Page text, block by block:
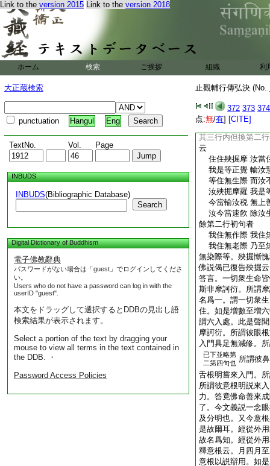
Link to the version 2015 Link to the version 2018
ホーム 検索 ご挨拶 組織 利
大正蔵検索
punctuation Hangul Eng
TextNo. Vol. Page
INBUDS
INBUDS(Bibliographic Database)
Search
Digital Dictionary of Buddhism
電子佛教辭典
パスワードがない場合は「guest」でログインしてくださ
い。
Users who do not have a password can log in with the
userID "guest".
本文をドラッグして選択するとDDBの見出し語
検索結果が表示されます。
Select a portion of the text by dragging your
mouse to view all terms in the text contained in
the DDB. ・
Password Access Policies
止觀輔行傳弘決 (No.
372 373 374
点:無/有] [CITE]
難可受持。故作是
菩薩摩訶薩習應色
名與般若波羅蜜相
義。答。習謂隨般
是名相應。隨順般
稱是名相應。圓教
殃掘經。其殺千人
隨至來復欲害佛。
徐行不疾。殃掘疾
住住大沙門等三十
行偈答。毎三行偈
其三行内但換第二
云
住住殃掘摩 汝當
我是等正覺 輸汝
等住無生際 而汝
汝殃掘摩羅 我是
今當輸汝税 無上
汝今當速飮 除汝
餘第二行初句者
我住無作際 我住
我住無老際 乃至
無染際等。殃掘慚
佛説偈已復告殃掘
答言。一切衆生命
斯非摩訶衍。所謂
名爲一。謂一切衆
住。如是増數至増
謂六入處。此是聲
摩訶衍。所謂彼眼
入門具足無減修。
已下並略第
二第四句也 所謂彼
舌根明嘗來入門。
所謂彼意根明説來
力。答竟佛命善來
了。今文義説一念
及分明也。又今意
是故爾耳。經從外
故名爲知。經從外
釋意根云。月四月
意根以説辯用。如